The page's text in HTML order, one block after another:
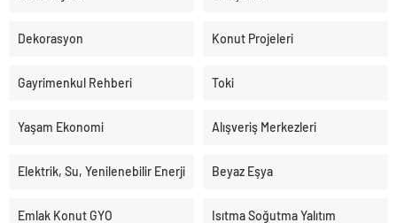
Dekorasyon Konut Projeleri
Gayrimenkul Rehberi Toki
Yaşam Ekonomi Alışveriş Merkezleri
Elektrik, Su, Yenilenebilir Enerji Beyaz Eşya
Emlak Konut GYO Isıtma Soğutma Yalıtım